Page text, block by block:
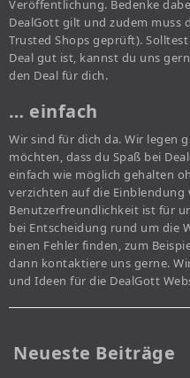
Veröffentlichung. Bedenke
DealGott gilt und zudem muss
Trusted Shops geprüft).
Deal gut ist, kannst du uns
den Deal für dich.
… einfach
Wir sind für dich da. Wir legen
möchten, dass du Spaß bei
einfach wie möglich gehalten
verzichten auf die Einblendung
Benutzerfreundlichkeit ist für
bei Entscheidung rund um die
einen Fehler finden, zum
dann kontaktiere uns gerne.
und Ideen für die DealGott
Neueste Beiträge